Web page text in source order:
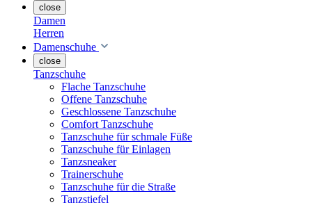
close
Damen
Herren
Damenschuhe
close
Tanzschuhe
Flache Tanzschuhe
Offene Tanzschuhe
Geschlossene Tanzschuhe
Comfort Tanzschuhe
Tanzschuhe für schmale Füße
Tanzschuhe für Einlagen
Tanzsneaker
Trainerschuhe
Tanzschuhe für die Straße
Tanzstiefel